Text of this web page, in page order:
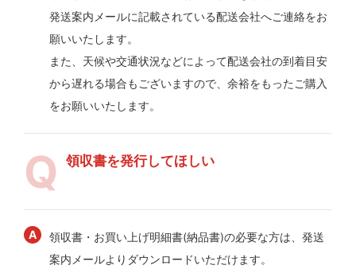
発送案内メールに記載されている配送会社へご連絡をお
願いいたします。
また、天候や交通状況などによって配送会社の到着目安
から遅れる場合もございますので、余裕をもったご購入
をお願いいたします。
領収書を発行してほしい
領収書・お買い上げ明細書(納品書)の必要な方は、発送
案内メールよりダウンロードいただけます。